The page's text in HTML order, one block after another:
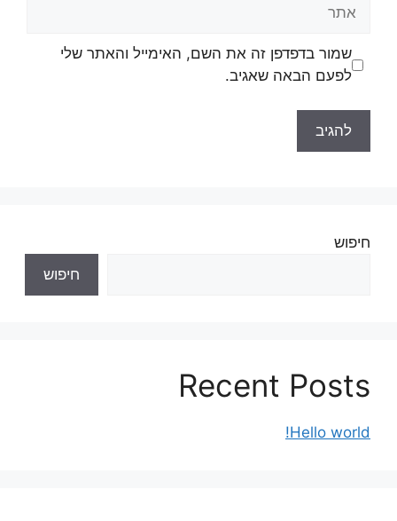
שמור בדפדפן זה את השם, האימייל והאתר שלי
לפעם הבאה שאגיב.
חיפוש
חיפוש
Recent Posts
Hello world!